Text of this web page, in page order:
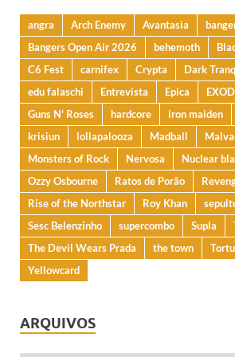
angra Arch Enemy Avantasia
Bangers Open Air 2026
behemoth
C6 Fest
carnifex Crypta Dark
edu falaschi
Entrevista Epica
Guns N' Roses
hardcore iron maiden
krisiun
lollapalooza Madball
Monsters of Rock
Nervosa Nuclear
Ozzy Osbourne
Ratos de Porão
Rise of the Northstar
Roy Khan
Sesc Belenzinho
supercombo Supla
The Devil Wears Prada
the town
Yellowcard
ARQUIVOS